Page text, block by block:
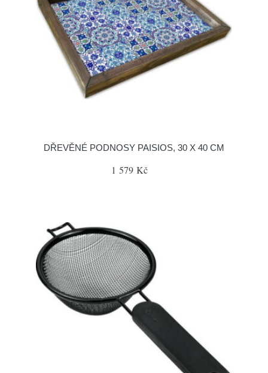
DŘEVĚNÉ PODNOSY PAISIOS, 30 X 40 CM
1 579 Kč